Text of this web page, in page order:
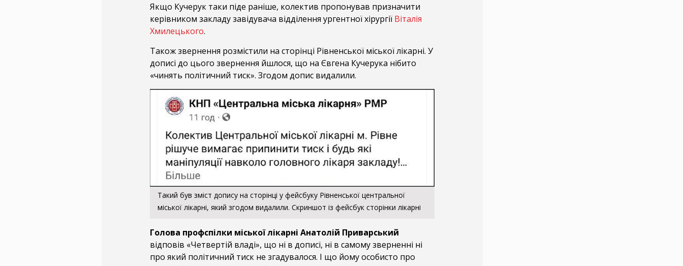
Якщо Кучерук таки піде раніше, колектив пропонував призначити
керівником закладу завідувача відділення ургентної хірургії Віталія
Хмилецького.
Також звернення розмістили на сторінці Рівненської міської лікарні. У
дописі до цього звернення йшлося, що на Євгена Кучерука нібито
«чинять політичний тиск». Згодом допис видалили.
Такий був зміст допису на сторінці у фейсбуку Рівненської центральної
міської лікарні, який згодом видалили. Скриншот із фейсбук сторінки лікарні
Голова профспілки міської лікарні Анатолій Приварський
відповів «Четвертій владі», що ні в дописі, ні в самому зверненні ні
про який політичний тиск не згадувалося. І що йому особисто про